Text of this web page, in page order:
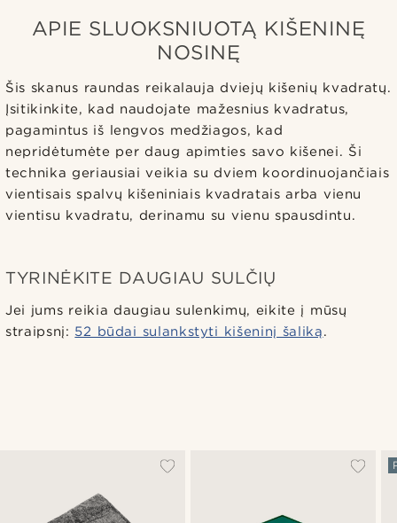
APIE SLUOKSNIUOTĄ KIŠENINĘ
NOSINĘ
Šis skanus raundas reikalauja dviejų kišenių kvadratų.
Įsitikinkite, kad naudojate mažesnius kvadratus,
pagamintus iš lengvos medžiagos, kad
nepridėtumėte per daug apimties savo kišenei. Ši
technika geriausiai veikia su dviem koordinuojančiais
vientisais spalvų kišeniniais kvadratais arba vienu
vientisu kvadratu, derinamu su vienu spausdintu.
TYRINĖKITE DAUGIAU SULČIŲ
Jei jums reikia daugiau sulenkimų, eikite į mūsų
straipsnį: 52 būdai sulankstyti kišeninį šaliką.